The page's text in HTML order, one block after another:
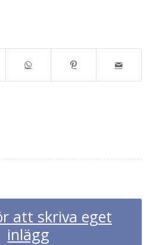
att skriva eget
inlägg